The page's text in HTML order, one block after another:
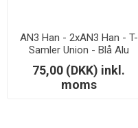
AN3 Han - 2xAN3 Han - T-
Samler Union - Blå Alu
75,00 (DKK) inkl.
moms